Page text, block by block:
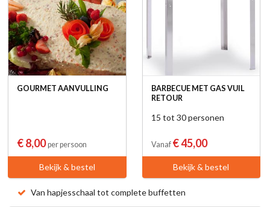
GOURMET AANVULLING
€ 8,00per persoon
Bekijk & bestel
BARBECUE MET GAS VUIL
RETOUR
15 tot 30 personen
Vanaf € 45,00
Bekijk & bestel
Van hapjesschaal tot complete buffetten